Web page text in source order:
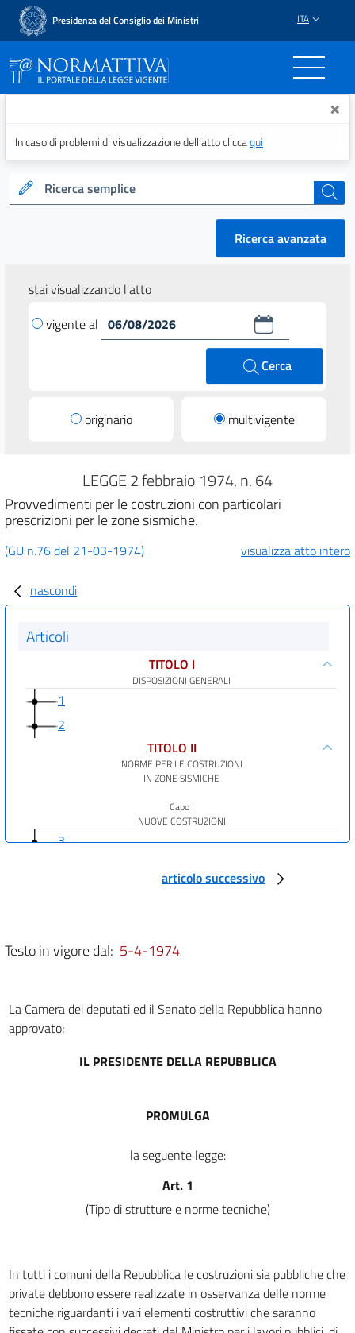
Presidenza del Consiglio dei Ministri ITA
Normattiva - Il portale ×
In caso di problemi di visualizzazione dell’atto cliccaqui
Ricerca semplice cerca
Ricerca avanzata
stai visualizzando l'atto
vigente al
Cerca
originario multivigente
LEGGE 2 febbraio 1974, n. 64
Provvedimenti per le costruzioni con particolari
prescrizioni per le zone sismiche.
(GU n.76 del 21-03-1974) visualizza atto intero
nascondi
Articoli
TITOLO I
DISPOSIZIONI GENERALI
1
2
TITOLO II
NORME PER LE COSTRUZIONI
IN ZONE SISMICHE
Capo I
NUOVE COSTRUZIONI
3
8
10
11
Capo II
Capo III
18
19
articolo successivo
Testo in vigore dal: 5-4-1974
La Camera dei deputati ed il Senato della Repubblica hanno
approvato;
IL PRESIDENTE DELLA REPUBBLICA
PROMULGA
la seguente legge:
Art. 1
(Tipo di strutture e norme tecniche)
In tutti i comuni della Repubblica le costruzioni sia pubbliche che
private debbono essere realizzate in osservanza delle norme
tecniche riguardanti i vari elementi costruttivi che saranno